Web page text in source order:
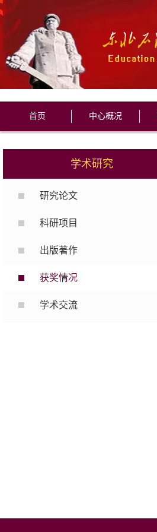
首页 中心概况
学术研究
研究论文
科研项目
出版著作
获奖情况
学术交流